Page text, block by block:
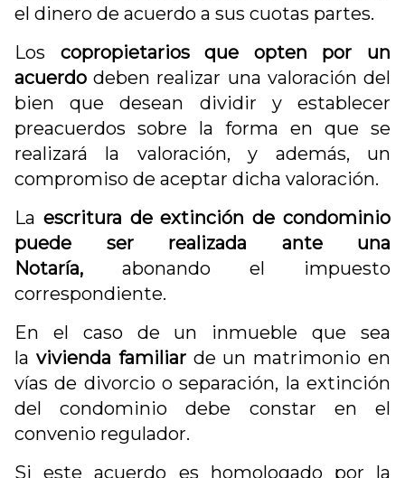
el dinero de acuerdo a sus cuotas partes.
Los copropietarios que opten por un
acuerdo deben realizar una valoración del
bien que desean dividir y establecer
preacuerdos sobre la forma en que se
realizará la valoración, y además, un
compromiso de aceptar dicha valoración.
La escritura de extinción de condominio
puede ser realizada ante una
Notaría, abonando el impuesto
correspondiente.
En el caso de un inmueble que sea
la vivienda familiarde un matrimonio en
vías de divorcio o separación, la extinción
del condominio debe constar en el
convenio regulador.
Si este acuerdo es homologado por la